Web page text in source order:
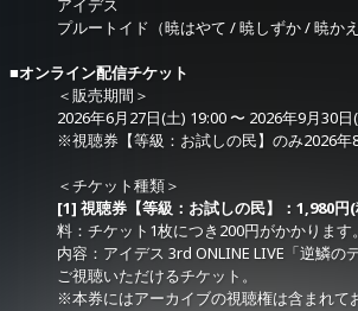
アイデス
プルートイド（暁はやて / 暁しずか / 暁か
■オンライン配信チケット
＜販売期間＞
2026年6月27日(土) 19:00 〜 2026年9月30日
※視聴券【等級：お試しの民】のみ2026年
＜チケット種類＞
[1] 視聴券【等級：お試しの民】：1,980円
料：チケット1枚につき200円がかかります。
内容：アイデス 3rd ONLINE LIVE「逆鱗の
ご視聴いただけるチケット。
※本券にはアーカイブの視聴権は含まれて